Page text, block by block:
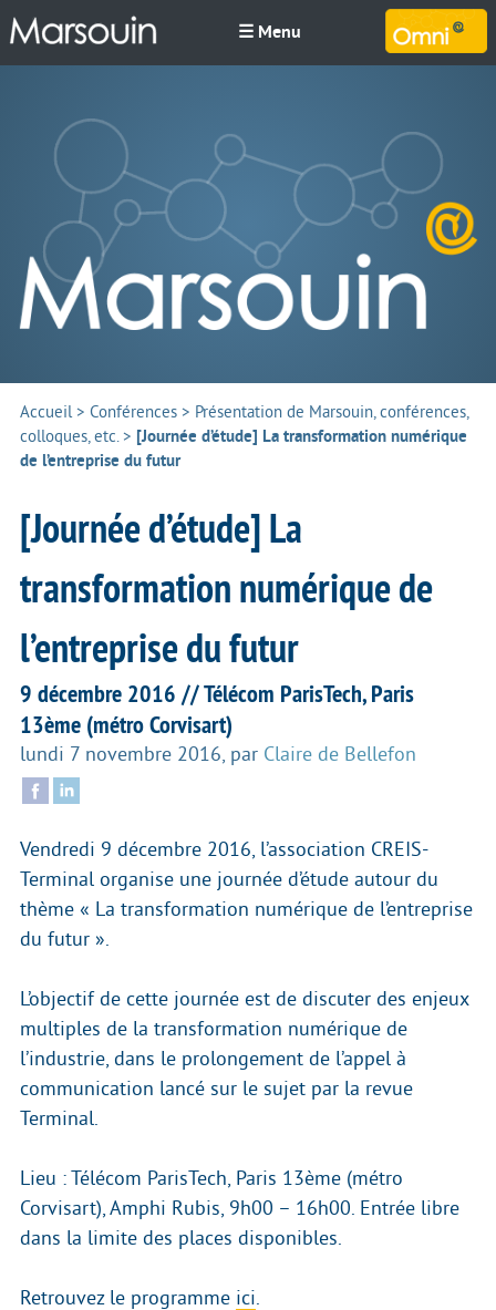
☰ Menu
Accueil> Conférences > Présentation de Marsouin, conférences,
colloques, etc.> [Journée d’étude] La transformation numérique
de l’entreprise du futur
[Journée d’étude] La
transformation numérique de
l’entreprise du futur
9 décembre 2016 // Télécom ParisTech, Paris
13ème (métro Corvisart)
lundi 7 novembre 2016, par Claire de Bellefon
Vendredi 9 décembre 2016, l’association CREIS-
Terminal organise une journée d’étude autour du
thème « La transformation numérique de l’entreprise
du futur ».
L’objectif de cette journée est de discuter des enjeux
multiples de la transformation numérique de
l’industrie, dans le prolongement de l’appel à
communication lancé sur le sujet par la revue
Terminal.
Lieu : Télécom ParisTech, Paris 13ème (métro
Corvisart), Amphi Rubis, 9h00 – 16h00. Entrée libre
dans la limite des places disponibles.
Retrouvez le programme ici